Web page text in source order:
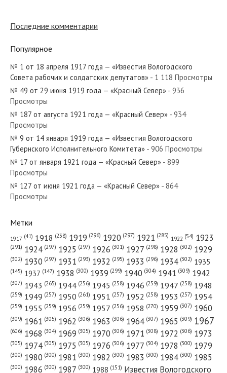
«Красный Север»
№ 8 от января 1957 года —
№ 227 от октября 1983 года —
«Красный Север»
№ 59 от марта 1974 года —
Последние комментарии
Популярное
№ 1 от 18 апреля 1917 года — «Известия Вологодского
Совета рабочих и солдатских депутатов» - 1 118 Просмотры
№ 49 от 29 июня 1919 года — «Красный Север» - 936
Просмотры
№ 187 от августа 1921 года — «Красный Север» - 934
Просмотры
№ 9 от 14 января 1919 года — «Известия Вологодского
Губернского Исполнительного Комитета» - 906 Просмотры
№ 17 от января 1921 года — «Красный Север» - 899
Просмотры
№ 127 от июня 1921 года — «Красный Север» - 864
Просмотры
Метки
1917 (41) 1918 (238) 1919 (296) 1920 (297) 1921 (285) 1922 (54) 1923
(291) 1924 (297) 1925 (297) 1926 (301) 1927 (298) 1928 (302) 1929
(302) 1930 (297) 1931 (293) 1932 (295) 1933 (296) 1934 (302) 1935
(145) 1937 (147) 1938 (300) 1939 (299) 1940 (304) 1941 (309) 1942
(307) 1943 (265) 1944 (256) 1945 (258) 1946 (259) 1947 (258) 1948
(259) 1949 (257) 1950 (261) 1951 (257) 1952 (258) 1953 (257) 1954
(259) 1955 (259) 1956 (259) 1957 (256) 1958 (270) 1959 (307) 1960
(309) 1961 (305) 1962 (306) 1963 (306) 1964 (307) 1965 (309) 1967
(606) 1968 (304) 1969 (305) 1970 (306) 1971 (308) 1972 (306) 1973
(305) 1974 (305) 1975 (305) 1976 (306) 1977 (304) 1978 (300) 1979
(300) 1980 (300) 1981 (300) 1982 (300) 1983 (300) 1984 (300) 1985
(300) 1986 (300) 1987 (300) 1988 (151) Известия Вологодского